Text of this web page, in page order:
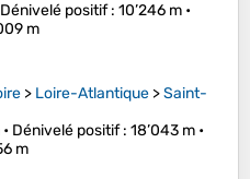
Dénivelé positif: 10’246 m •
m
> Loire-Atlantique >Saint-
Dénivelé positif: 18’043 m •
m